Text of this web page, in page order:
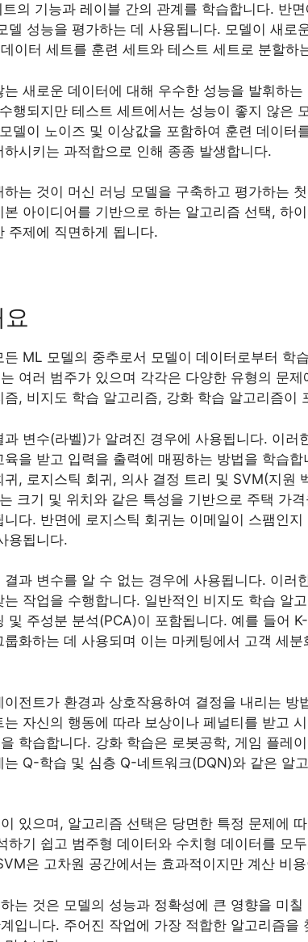
의 기능과 레이블 간의 관계를 학습합니다. 반
델 성능을 평가하는 데 사용됩니다. 모델이 새로
이터 세트를 훈련 세트와 테스트 세트로 분할하
는 새로운 데이터에 대해 우수한 성능을 발휘하
행되지만 테스트 세트에서는 성능이 좋지 않은
델이 노이즈 및 이상값을 포함하여 훈련 데이터
시키는 과적합으로 인해 종종 발생합니다.
는 것이 머신 러닝 모델을 구축하고 평가하는
아이디어를 기반으로 하는 알고리즘 선택, 하
주제에 직면하게 됩니다.
ML 모델의 중추로서 모델이 데이터로부터 학
여러 범주가 있으며 각각은 다양한 유형의 문
, 비지도 학습 알고리즘, 강화 학습 알고리즘이
변수(라벨)가 알려진 경우에 사용됩니다. 이러
을 받고 입력을 출력에 매핑하는 방법을 학습
, 로지스틱 회귀, 의사 결정 트리 및 SVM(지원
크기 및 위치와 같은 특성을 기반으로 주택 가
다. 반면에 로지스틱 회귀는 이메일이 스팸인
용됩니다.
과 변수를 알 수 없는 경우에 사용됩니다. 이러
작업을 수행합니다. 일반적인 비지도 학습 알
및 주성분 분석(PCA)이 포함됩니다. 예를 들어
화하는 데 사용되며 이는 마케팅에서 고객 세분
전트가 환경과 상호작용하여 결정을 내리는 방
자신의 행동에 따라 보상이나 페널티를 받고
학습합니다. 강화 학습은 로봇공학, 게임 플레
Q-학습 및 심층 Q-네트워크(DQN)와 같은 알
있으며, 알고리즘 선택은 당면한 특정 문제에
하기 쉽고 범주형 데이터와 수치형 데이터를 모
은 고차원 공간에서는 효과적이지만 계산 비
는 것은 모델의 성능과 정확성에 큰 영향을 미
입니다. 주어진 작업에 가장 적합한 알고리즘을